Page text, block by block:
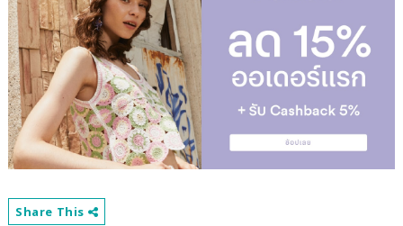
Share This